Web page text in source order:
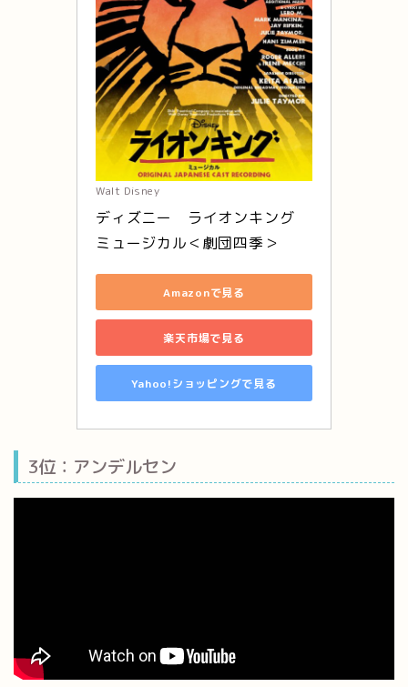
Walt Disney
ディズニー　ライオンキング
ミュージカル＜劇団四季＞
Amazonで見る
楽天市場で見る
Yahoo!ショッピングで見る
3位：アンデルセン